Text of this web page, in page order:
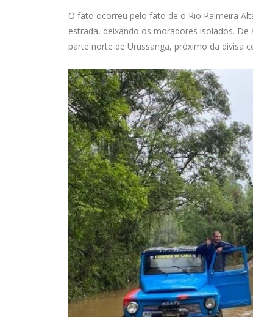
O fato ocorreu pelo fato de o Rio Palmeira
estrada, deixando os moradores isolados.
parte norte de Urussanga, próximo da divisa